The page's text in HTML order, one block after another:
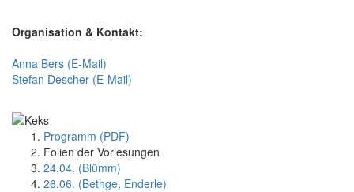
Organisation & Kontakt:
Anna Bers (E-Mail)
Stefan Descher (E-Mail)
Programm (PDF)
Folien der Vorlesungen
24.04. (Blümm)
26.06. (Bethge, Enderle)